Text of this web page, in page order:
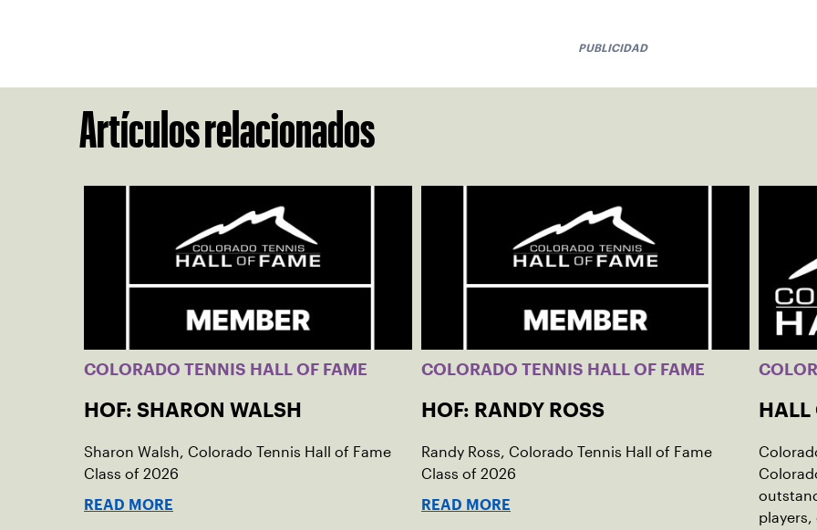
PUBLICIDAD
Artículos relacionados
COLORADO TENNIS HALL OF FAME
HOF: SHARON WALSH
Sharon Walsh, Colorado Tennis Hall of Fame
Class of 2026
READ MORE
COLORADO TENNIS HALL OF FAME
HOF: RANDY ROSS
Randy Ross, Colorado Tennis Hall of Fame
Class of 2026
READ MORE
HALL